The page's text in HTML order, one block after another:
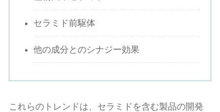
セラミド前駆体
他の成分とのシナジー効果
これらのトレンドは、セラミドを含む製品の開発